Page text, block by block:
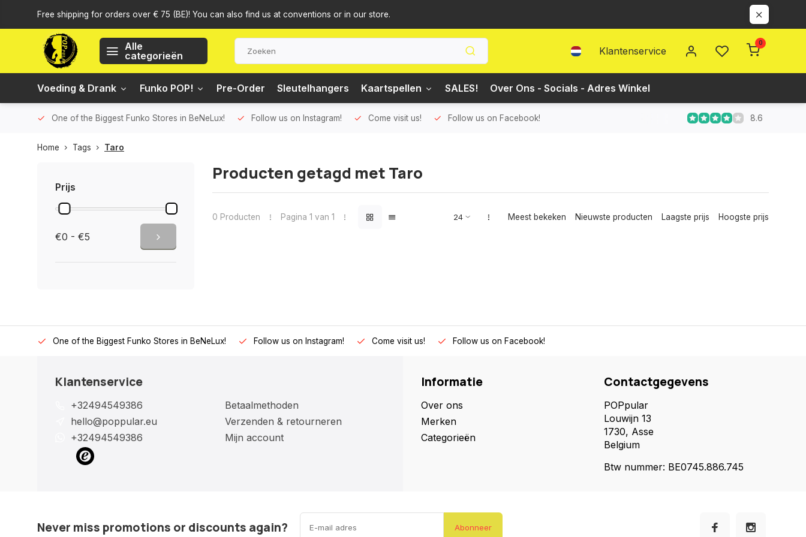
Free shipping for orders over € 75 (BE)! You can also find us at conventions or in our store.
Alle
categorieën
Klantenservice
0
Voeding & Drank Funko POP! Pre-Order Sleutelhangers Kaartspellen SALES! Over Ons - Socials - Adres Winkel
One of the Biggest Funko Stores in BeNeLux! Follow us on Instagram! Come visit us! Follow us on Facebook! 8.6
Home Tags Taro
Prijs
€0 - €5
Producten getagd met Taro
0 Producten Pagina 1 van 1 Meest bekeken Nieuwste producten Laagste prijs Hoogste prijs
One of the Biggest Funko Stores in BeNeLux! Follow us on Instagram! Come visit us! Follow us on Facebook!
Klantenservice
+32494549386
hello@poppular.eu
+32494549386
Betaalmethoden
Verzenden & retourneren
Mijn account
Informatie
Over ons
Merken
Categorieën
Contactgegevens
POPpular
Louwijn 13
1730, Asse
Belgium
Btw nummer: BE0745.886.745
Never miss promotions or discounts again? Abonneer